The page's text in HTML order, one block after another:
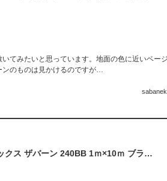
てみたいと思っています。地面の色に近いベー
ンのものは見かけるのですが…
防草シート プランテックス ザバーン 240BB 1ｍ×10ｍ ブラック・ブラウン PT-240BB